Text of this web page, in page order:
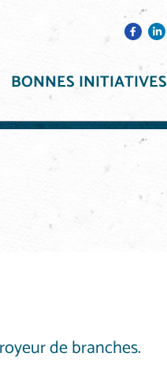
BONNES INITIATIVES
de branches.